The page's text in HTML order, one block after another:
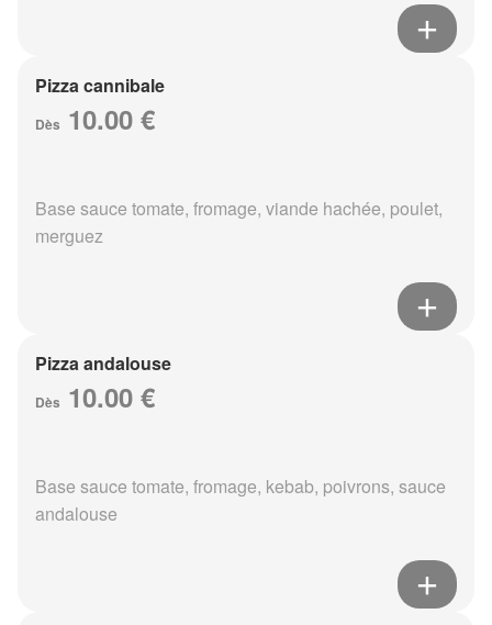
Pizza cannibale
Dès 10.00 €
Base sauce tomate, fromage, viande hachée, poulet,
merguez
Pizza andalouse
Dès 10.00 €
Base sauce tomate, fromage, kebab, poivrons, sauce
andalouse